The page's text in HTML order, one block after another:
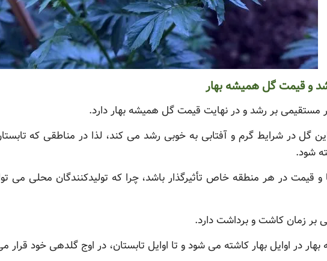
و قیمت گل همیشه بهار
مستقیمی بر رشد و در نهایت قیمت گل همیشه بهار دارد.
گل در شرایط گرم و آفتابی به خوبی رشد می کند، لذا در مناطقی که
شود.
و قیمت در هر منطقه خاص تأثیرگذار باشد، چرا که تولیدکنندگان محلی می
بر زمان کاشت و برداشت دارد.
در اوایل بهار کاشته می شود و تا اوایل تابستان، در اوج گلدهی خود قرار